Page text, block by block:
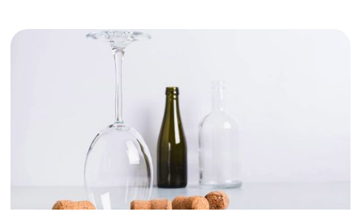
förklarar vi vad antiinflammatoriskt ätande faktiskt
innebär och vilka slags hälsoeffekter du realistiskt